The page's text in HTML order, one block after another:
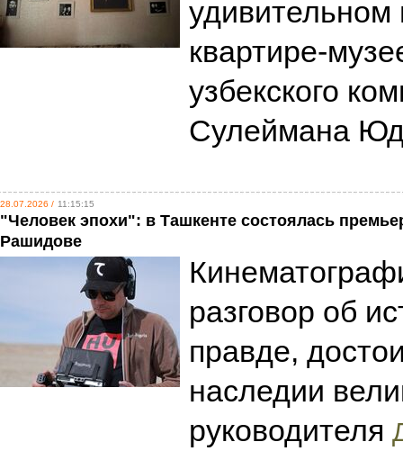
удивительном
квартире-
узбекского
Сулеймана
28.07.2026 / 11:15:15
"Человек эпохи": в Ташкенте состоялась
Рашидове
разговор об
правде,
наследии
руководителя